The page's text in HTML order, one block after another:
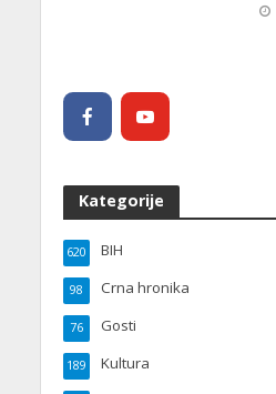
Kategorije
BIH
620
Crna hronika
98
Gosti
76
Kultura
189